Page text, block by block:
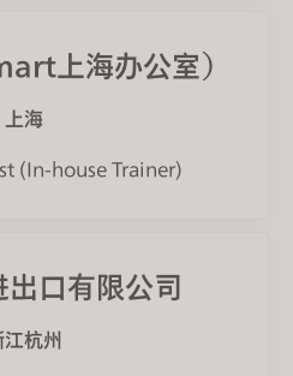
上海办公室）
上海
(In-house Trainer)
口有限公司
江杭州